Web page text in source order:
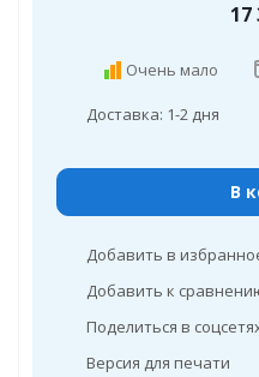
17
Очень мало
Доставка: 1-2 дня
В
Добавить в
Добавить к
Поделиться в
Версия для печати